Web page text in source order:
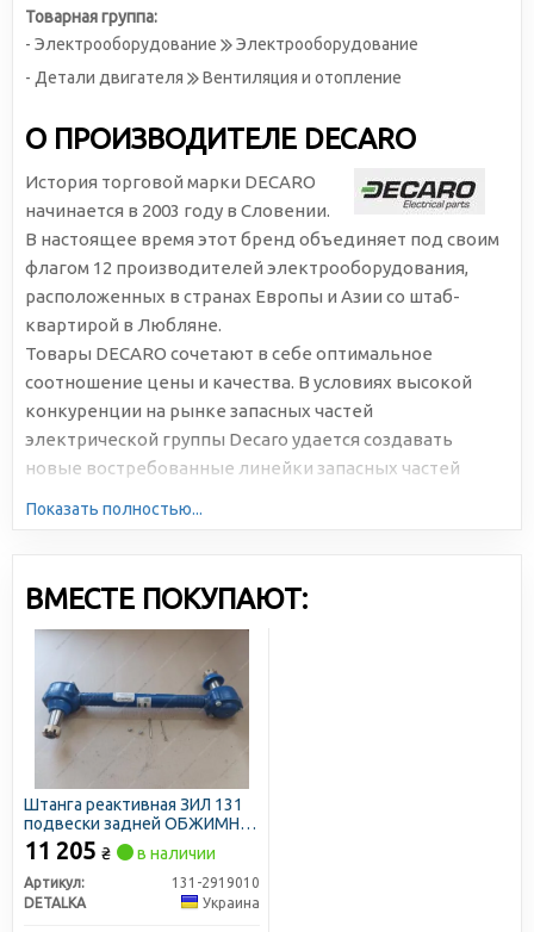
Товарная группа:
- Электрооборудование
Электрооборудование
- Детали двигателя
Вентиляция и отопление
О ПРОИЗВОДИТЕЛЕ DECARO
История торговой марки DECARO
начинается в 2003 году в Словении.
В настоящее время этот бренд объединяет под своим
флагом 12 производителей электрооборудования,
расположенных в странах Европы и Азии со штаб-
квартирой в Любляне.
Товары DECARO сочетают в себе оптимальное
соотношение цены и качества. В условиях высокой
конкуренции на рынке запасных частей
электрической группы Decaro удается создавать
новые востребованные линейки запасных частей
международным стандартам: TUV, TS16949, ISO 9001, ISO
9002.
Показать полностью...
ВМЕСТЕ ПОКУПАЮТ:
Штанга реактивная ЗИЛ 131
подвески задней ОБЖИМНАЯ
(нового образца) с гайками
(DETALKA)
11 205 ₴ в наличии
Артикул:
131-2919010
DETALKA
Украина